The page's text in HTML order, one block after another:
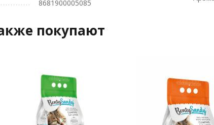
8681900005085
покупают